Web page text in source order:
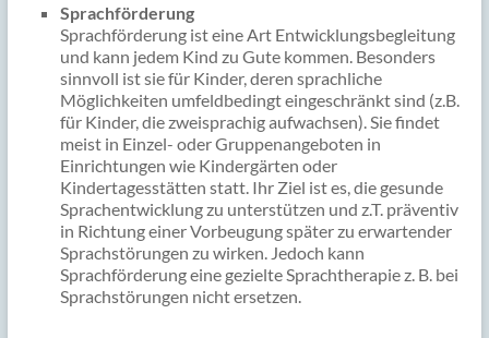
Sprachförderung
Sprachförderung ist eine Art Entwicklungsbegleitung
und kann jedem Kind zu Gute kommen. Besonders
sinnvoll ist sie für Kinder, deren sprachliche
Möglichkeiten umfeldbedingt eingeschränkt sind (z.B.
für Kinder, die zweisprachig aufwachsen). Sie findet
meist in Einzel- oder Gruppenangeboten in
Einrichtungen wie Kindergärten oder
Kindertagesstätten statt. Ihr Ziel ist es, die gesunde
Sprachentwicklung zu unterstützen und z.T. präventiv
in Richtung einer Vorbeugung später zu erwartender
Sprachstörungen zu wirken. Jedoch kann
Sprachförderung eine gezielte Sprachtherapie z. B. bei
Sprachstörungen nicht ersetzen.